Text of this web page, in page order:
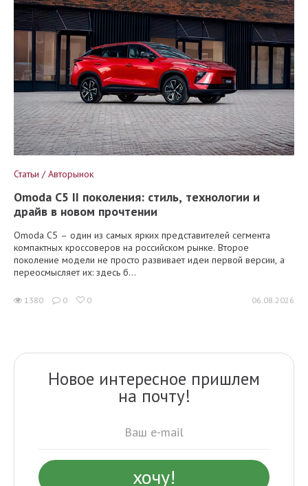
Статьи / Авторынок
Omoda C5 II поколения: стиль, технологии и
драйв в новом прочтении
Omoda C5 – один из самых ярких представителей сегмента
компактных кроссоверов на российском рынке. Второе
поколение модели не просто развивает идеи первой версии, а
переосмысляет их: здесь б...
1380 0 0 06.08.2026
Новое интересное пришлем
на почту!